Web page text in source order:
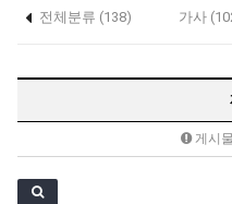
전체분류 (138) 가사
게시